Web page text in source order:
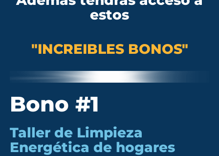
estos
"INCREIBLES BONOS"
Bono #1
Taller de Limpieza
Energética de hogares